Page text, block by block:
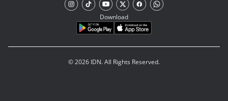
Download
© 2026 IDN. All Rights Reserved.